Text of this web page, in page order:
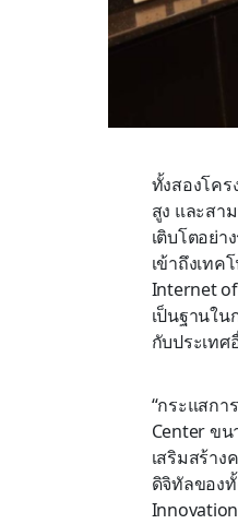
ทั้งสองโค
สูง และสา
เติบโตอย่
เข้าถึงเท
Internet
เป็นฐานใน
กับประเทศ
“กระแสกา
Center ข
เสริมสร้า
ดิจิทัลของ